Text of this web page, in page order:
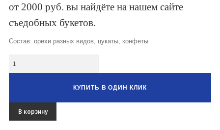
Съедобные Боксы Ящики
Фото работ
от 2000 руб. вы найдёте на нашем сайте
съедобных букетов.
Состав: орехи разных видов, цукаты, конфеты
КУПИТЬ В ОДИН КЛИК
В корзину